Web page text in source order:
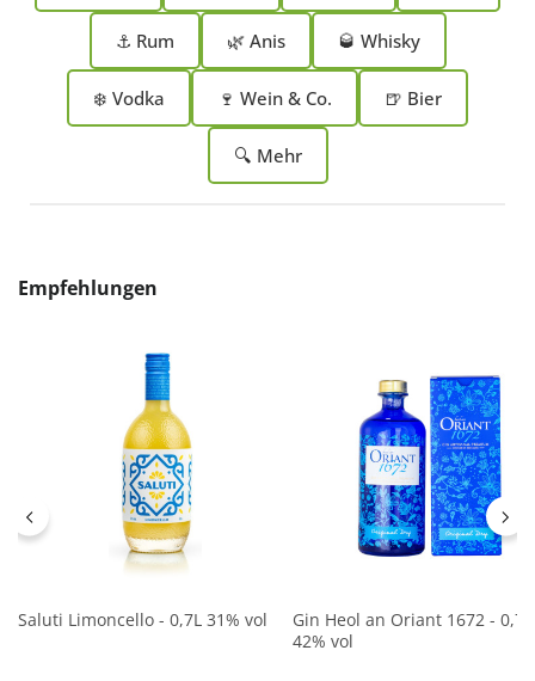
⚓ Rum 🌿 Anis 🥃 Whisky
❄️ Vodka 🍷 Wein & Co. 🍺 Bier
🔍 Mehr
Produktgalerie überspringen
Empfehlungen
Saluti Limoncello - 0,7L 31% vol
Gin Heol an Oriant 1672 - 0,7L
42% vol